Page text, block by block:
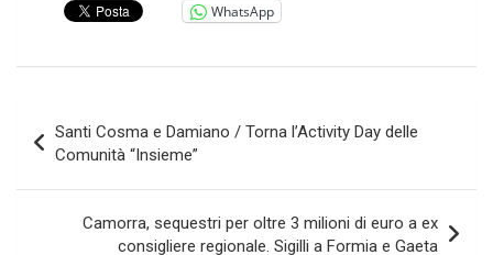
WhatsApp
articoli
Santi Cosma e Damiano / Torna l’Activity Day delle
Comunità “Insieme”
Camorra, sequestri per oltre 3 milioni di euro a ex
consigliere regionale. Sigilli a Formia e Gaeta